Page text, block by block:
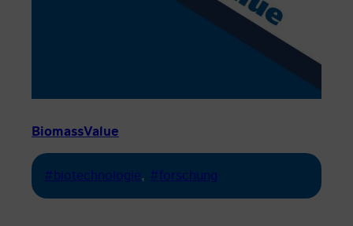
BiomassValue
#biotechnologie, #forschung